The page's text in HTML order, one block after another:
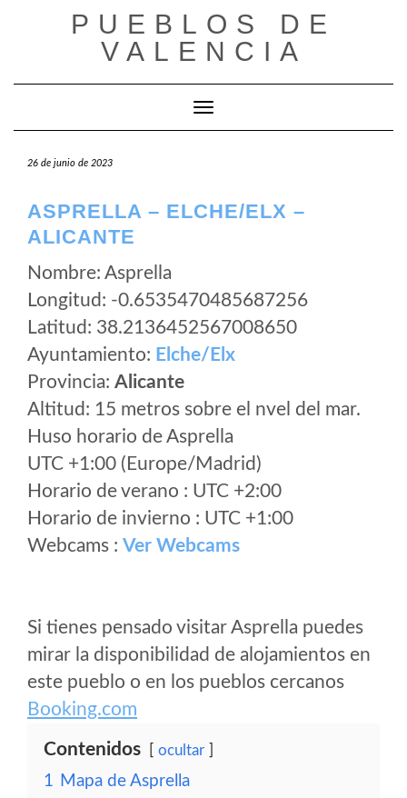
PUEBLOS DE
VALENCIA
Cambiar modo de navegación
26 de junio de 2023
ASPRELLA – ELCHE/ELX –
ALICANTE
Nombre: Asprella
Longitud: -0.6535470485687256
Latitud: 38.2136452567008650
Ayuntamiento: Elche/Elx
Provincia: Alicante
Altitud: 15 metros sobre el nvel del mar.
Huso horario de Asprella
UTC +1:00 (Europe/Madrid)
Horario de verano : UTC +2:00
Horario de invierno : UTC +1:00
Webcams : Ver Webcams
Si tienes pensado visitar Asprella puedes
mirar la disponibilidad de alojamientos en
este pueblo o en los pueblos cercanos
Booking.com
Contenidos ocultar
1 Mapa de Asprella